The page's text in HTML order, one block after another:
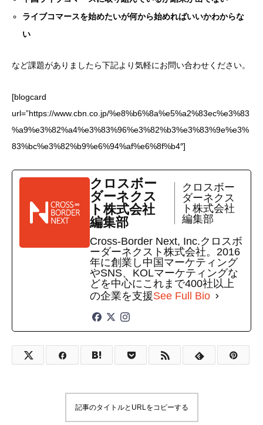
ライブコマースを始めたいが何から始めればいいかわからな
い
など課題がありましたら下記より気軽にお問い合わせください。
[blogcard
url=”https://www.cbn.co.jp/%e8%b6%8a%e5%a2%83ec%e3%83
%a9%e3%82%a4%e3%83%96%e3%82%b3%e3%83%9e%e3%
83%bc%e3%82%b9%e6%94%af%e6%8f%b4″]
クロスボー
ダーネクス
ト株式会社
編集部
クロスボー
ダーネクス
ト株式会社
編集部
Cross-Border Next, Inc.クロスボ
ーダーネクスト株式会社。2016
年に創業し中国マーケティング
やSNS、KOLマーケティングな
どを中心にこれまで400社以上
の企業を支援See Full Bio
記事のタイトルとURLをコピーする